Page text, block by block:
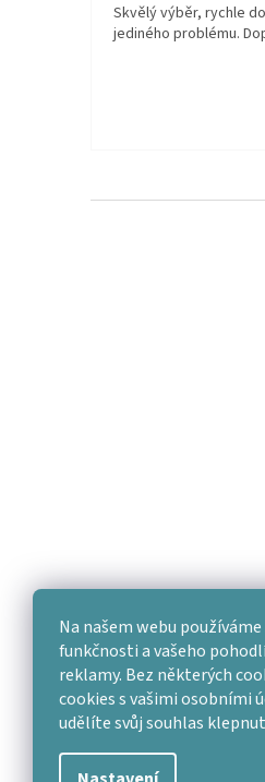
Na našem webu
funkčnosti a vašeho
reklamy. Bez některých
cookies s vašimi osobními
udělíte svůj souhlas
Skvělý výběr, rychle
jediného problému.